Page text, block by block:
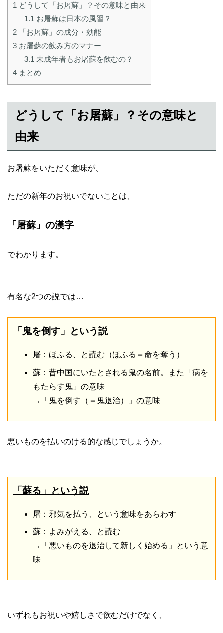
1 どうして「お屠蘇」？その意味と由来
1.1 お屠蘇は日本の風習？
2 「お屠蘇」の成分・効能
3 お屠蘇の飲み方のマナー
3.1 未成年者もお屠蘇を飲むの？
4 まとめ
どうして「お屠蘇」？その意味と
由来
お屠蘇をいただく意味が、
ただの新年のお祝いでないことは、
「屠蘇」の漢字
でわかります。
有名な2つの説では…
「鬼を倒す」という説
屠：ほふる、と読む（ほふる＝命を奪う）
蘇：昔中国にいたとされる鬼の名前。また「病を
もたらす鬼」の意味
→「鬼を倒す（＝鬼退治）」の意味
悪いものを払いのける的な感じでしょうか。
「蘇る」という説
屠：邪気を払う、という意味をあらわす
蘇：よみがえる、と読む
→「悪いものを退治して新しく始める」という意
味
いずれもお祝いや嬉しさで飲むだけでなく、